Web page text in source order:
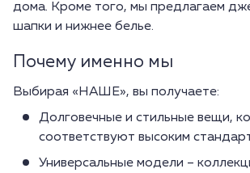
дома. Кроме того, мы предлагаем
шапки и нижнее белье.
Почему именно мы
Выбирая «НАШЕ», вы получаете:
Долговечные и стильные вещи,
соответствуют высоким
Универсальные модели –